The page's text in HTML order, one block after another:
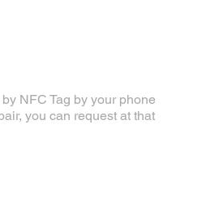
NFC Tag by your phone
you can request at that